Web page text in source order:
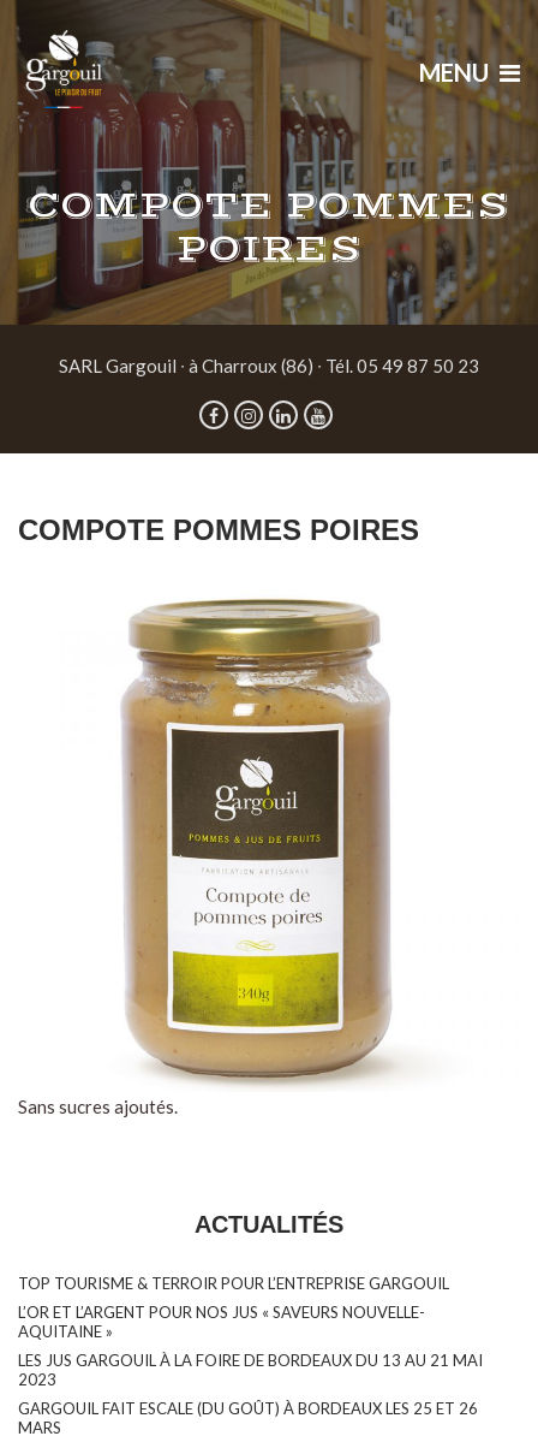
MENU
COMPOTE POMMES
POIRES
SARL Gargouil ∙ à Charroux (86) ∙ Tél. 05 49 87 50 23
COMPOTE POMMES POIRES
Sans sucres ajoutés.
ACTUALITÉS
TOP TOURISME & TERROIR POUR L’ENTREPRISE GARGOUIL
L’OR ET L’ARGENT POUR NOS JUS « SAVEURS NOUVELLE-
AQUITAINE »
LES JUS GARGOUIL À LA FOIRE DE BORDEAUX DU 13 AU 21 MAI
2023
GARGOUIL FAIT ESCALE (DU GOÛT) À BORDEAUX LES 25 ET 26
MARS